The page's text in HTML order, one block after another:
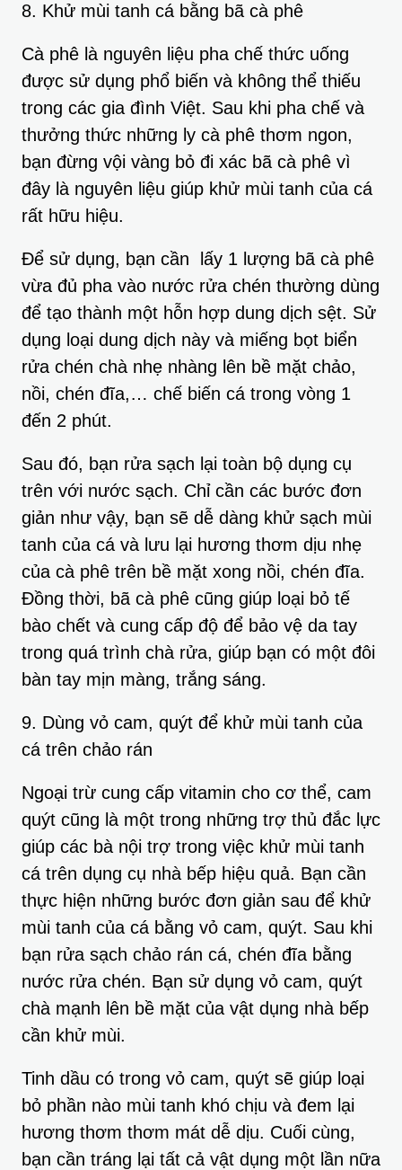
8. Khử mùi tanh cá bằng bã cà phê
Cà phê là nguyên liệu pha chế thức uống
được sử dụng phổ biến và không thể thiếu
trong các gia đình Việt. Sau khi pha chế và
thưởng thức những ly cà phê thơm ngon,
bạn đừng vội vàng bỏ đi xác bã cà phê vì
đây là nguyên liệu giúp khử mùi tanh của cá
rất hữu hiệu.
Để sử dụng, bạn cần lấy 1 lượng bã cà phê
vừa đủ pha vào nước rửa chén thường dùng
để tạo thành một hỗn hợp dung dịch sệt. Sử
dụng loại dung dịch này và miếng bọt biển
rửa chén chà nhẹ nhàng lên bề mặt chảo,
nồi, chén đĩa,… chế biến cá trong vòng 1
đến 2 phút.
Sau đó, bạn rửa sạch lại toàn bộ dụng cụ
trên với nước sạch. Chỉ cần các bước đơn
giản như vậy, bạn sẽ dễ dàng khử sạch mùi
tanh của cá và lưu lại hương thơm dịu nhẹ
của cà phê trên bề mặt xong nồi, chén đĩa.
Đồng thời, bã cà phê cũng giúp loại bỏ tế
bào chết và cung cấp độ để bảo vệ da tay
trong quá trình chà rửa, giúp bạn có một đôi
bàn tay mịn màng, trắng sáng.
9. Dùng vỏ cam, quýt để khử mùi tanh của
cá trên chảo rán
Ngoại trừ cung cấp vitamin cho cơ thể, cam
quýt cũng là một trong những trợ thủ đắc lực
giúp các bà nội trợ trong việc khử mùi tanh
cá trên dụng cụ nhà bếp hiệu quả. Bạn cần
thực hiện những bước đơn giản sau để khử
mùi tanh của cá bằng vỏ cam, quýt. Sau khi
bạn rửa sạch chảo rán cá, chén đĩa bằng
nước rửa chén. Bạn sử dụng vỏ cam, quýt
chà mạnh lên bề mặt của vật dụng nhà bếp
cần khử mùi.
Tinh dầu có trong vỏ cam, quýt sẽ giúp loại
bỏ phần nào mùi tanh khó chịu và đem lại
hương thơm thơm mát dễ dịu. Cuối cùng,
bạn cần tráng lại tất cả vật dụng một lần nữa